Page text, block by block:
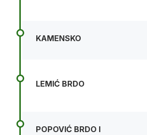
KAMENSKO
LEMIĆ BRDO
POPOVIĆ BRDO I